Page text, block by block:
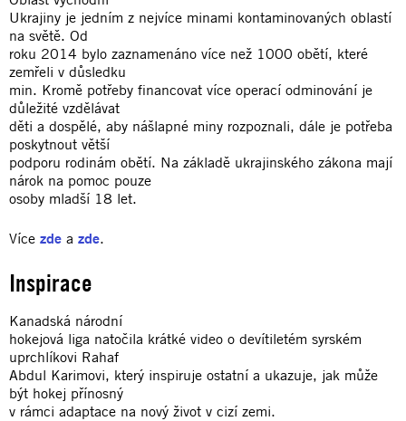
Ukrajiny je jedním z nejvíce minami kontaminovaných oblastí
na světě. Od
roku 2014 bylo zaznamenáno více než 1000 obětí, které
zemřeli v důsledku
min. Kromě potřeby financovat více operací odminování je
důležité vzdělávat
děti a dospělé, aby nášlapné miny rozpoznali, dále je potřeba
poskytnout větší
podporu rodinám obětí. Na základě ukrajinského zákona mají
nárok na pomoc pouze
osoby mladší 18 let.
Více zde a zde.
Inspirace
Kanadská národní
hokejová liga natočila krátké video o devítiletém syrském
uprchlíkovi Rahaf
Abdul Karimovi, který inspiruje ostatní a ukazuje, jak může
být hokej přínosný
v rámci adaptace na nový život v cizí zemi.